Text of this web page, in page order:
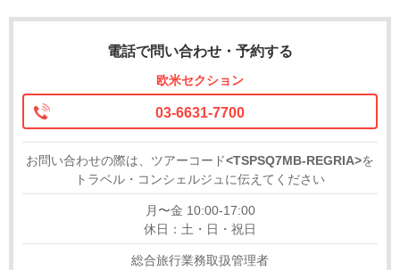
電話で問い合わせ・予約する
欧米セクション
03-6631-7700
お問い合わせの際は、ツアーコード<TSPSQ7MB-REGRIA>を
トラベル・コンシェルジュに伝えてください
月〜金 10:00-17:00
休日：土・日・祝日
総合旅行業務取扱管理者